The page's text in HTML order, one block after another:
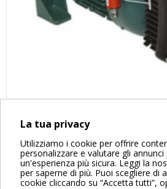
La tua privacy
Utilizziamo i cookie per offrire
personalizzare e valutare gli
un'esperienza più sicura. Leggi la
per saperne di più. Puoi scegliere di
cookie cliccando su “Accetta tutti”,